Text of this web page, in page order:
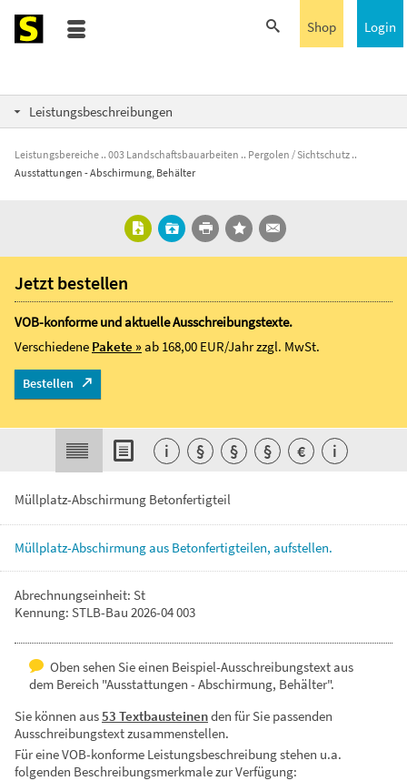
Login
Shop
Leistungsbeschreibungen
Leistungsbereiche 003 Landschaftsbauarbeiten
Pergolen / Sichtschutz
Ausstattungen - Abschirmung, Behälter
Müllplatz-Abschirmung Betonfertigteil
Müllplatz-Abschirmungaus Betonfertigteilen, aufstellen.
Abrechnungseinheit: St
Kennung: STLB-Bau 2026-04 003
Oben sehen Sie einen Beispiel-Ausschreibungstext aus
dem Bereich "Ausstattungen - Abschirmung, Behälter".
Sie können aus53 Textbausteinenden für Sie passenden
Ausschreibungstext zusammenstellen.
Für eine VOB-konforme Leistungsbeschreibung stehen u.a.
folgenden Beschreibungsmerkmale zur Verfügung:
Jetzt bestellen
VOB-konforme und aktuelle Ausschreibungstexte.
Verschiedene Pakete »ab 168,00 EUR/Jahrzzgl. MwSt.
Bestellen
i § § § € i